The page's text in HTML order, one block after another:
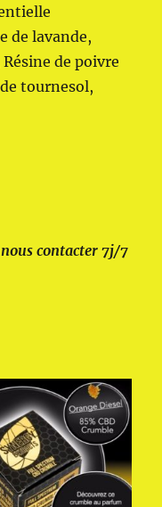
de lavande,
de poivre
tournesol,
nous contacter 7j/7